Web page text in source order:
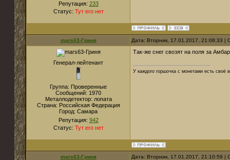
Репутация: 233
Статус: Тут его нет
mars63-Гриня Дата: Вторник, 17.01.2017, 21:08:33
Генерал-лейтенант
Группа: Проверенные
Сообщений: 1970
Металлодетектор: лопата
Страна: Российская Федерация
Город: Самара
Репутация: 942
Статус: Тут его нет
Так-же снег свозят на поля за
У каждого горшочка с монетами есть своё
mars63-Гриня Дата: Вторник, 17.01.2017, 21:10:59